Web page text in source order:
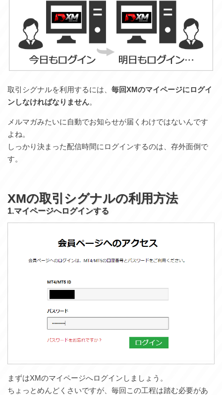
取引シグナルを利用するには、 毎回XMのマイページにログイ
ンしなければなりません。
メルマガみたいに自動でお知らせが届くわけではないんです
よね。
しっかり決まった配信時間にログインするのは、存外面倒で
す。
XMの取引シグナルの利用方法
1.マイページへログインする
まずはXMのマイページへログインしましょう。
ちょっとめんどくさいですが、毎回この工程は踏む必要があ